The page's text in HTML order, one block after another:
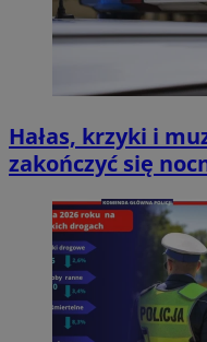
Hałas, krzyki i
zakończyć się